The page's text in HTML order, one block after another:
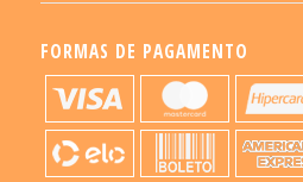
FORMAS DE PAGAMENTO